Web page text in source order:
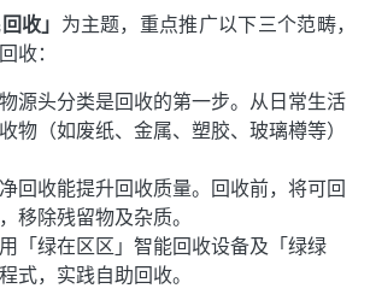
收」 为主题，重点推广以下三个范畴，
收：
源头分类是回收的第一步。从日常生活
物（如废纸、金属、塑胶、玻璃樽等）
回收能提升回收质量。回收前，将可回
移除残留物及杂质。
「绿在区区」智能回收设备及「绿绿
式，实践自助回收。